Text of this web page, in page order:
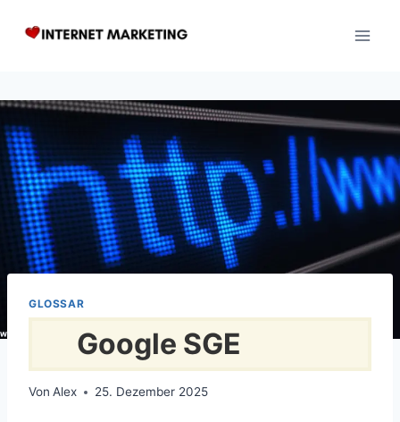
Inhalt
GLOSSAR
Google SGE
Von Alex 25. Dezember 2025